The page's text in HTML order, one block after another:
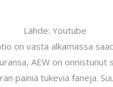
Lähde: Youtube
on vasta alkamassa
AEW on onnistunut
painiä tukevia faneja.